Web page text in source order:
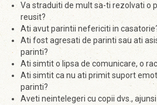
Va straduiti de mult sa-ti rezolvati o
reusit?
Ati avut parintii nefericiti in
Ati fost agresati de parinti sau ati
parinti?
Ati simtit o lipsa de comunicare, o
Ati simtit ca nu ati primit suport
parinti?
Aveti neintelegeri cu copii dvs.,